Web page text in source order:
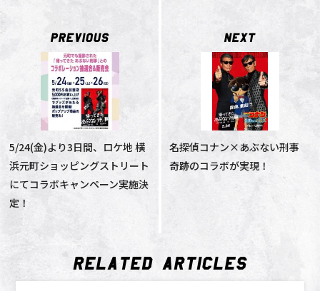
PREVIOUS
5/24(金)より3日間、ロケ地 横
浜元町ショッピングストリート
にてコラボキャンペーン実施決
定！
NEXT
名探偵コナン×あぶない刑事
奇跡のコラボが実現！
RELATED_ARTICLES